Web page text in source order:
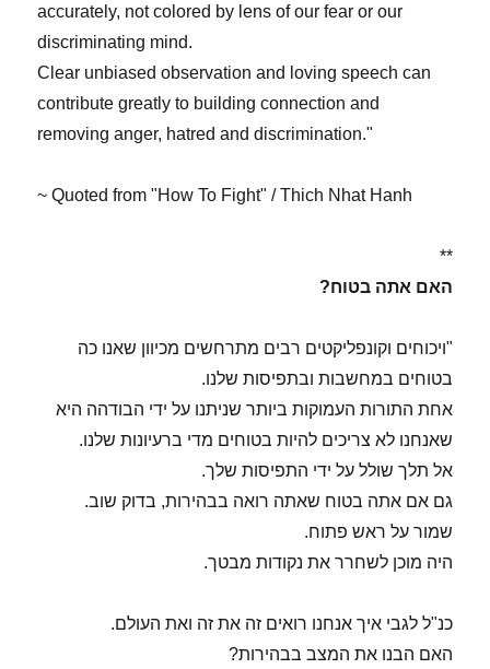
accurately, not colored by lens of our fear or our
discriminating mind.
Clear unbiased observation and loving speech can
contribute greatly to building connection and
removing anger, hatred and discrimination."
~ Quoted from "How To Fight" / Thich Nhat Hanh
**
האם אתה בטוח?
"ויכוחים וקונפליקטים רבים מתרחשים מכיוון שאנו כה
בטוחים במחשבות ובתפיסות שלנו.
אחת התורות העמוקות ביותר שניתנו על ידי הבודהה היא
שאנחנו לא צריכים להיות בטוחים מדי ברעיונות שלנו.
אל תלך שולל על ידי התפיסות שלך.
גם אם אתה בטוח שאתה רואה בבהירות, בדוק שוב.
שמור על ראש פתוח.
היה מוכן לשחרר את נקודות מבטך.
כנ"ל לגבי איך אנחנו רואים זה את זה ואת העולם.
האם הבנו את המצב בבהירות?